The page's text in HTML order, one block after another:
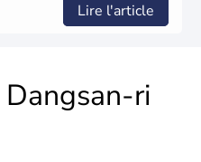
Lire l'article
Dangsan-ri